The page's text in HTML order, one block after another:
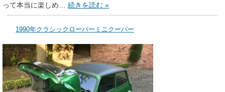
って本当に楽しめ… 続きを読む »
1990年クラシックローバーミニクーパー